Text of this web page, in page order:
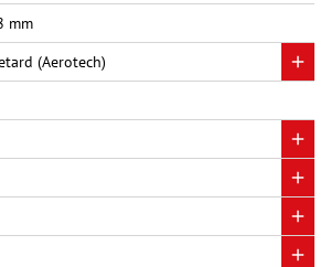
mm
(Aerotech)